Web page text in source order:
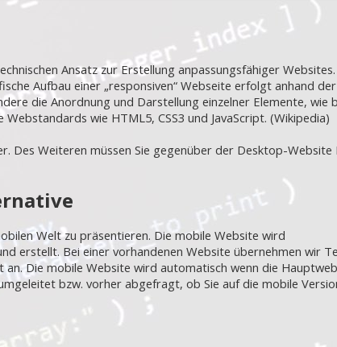
Ansatz zur Erstellung anpassungsfähiger
Aufbau einer „responsiven“ Webseite erfolgt anhand
die Anordnung und Darstellung einzelner Elemente, wie
wie HTML5, CSS3 und JavaScript. (Wikipedia)
Des Weiteren müssen Sie gegenüber der Desktop-Website
Welt zu präsentieren. Die mobile Website wird
erstellt. Bei einer vorhandenen Website übernehmen wir
Die mobile Website wird automatisch wenn die
bzw. vorher abgefragt, ob Sie auf die mobile